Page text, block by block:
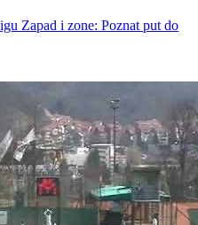
Zapad i zone: Poznat put do